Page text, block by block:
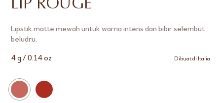
LIP ROUGE
Lipstik matte mewah untuk warna intens dan bibir selembut
beludru.
4 g / 0.14 oz Dibuat di Italia